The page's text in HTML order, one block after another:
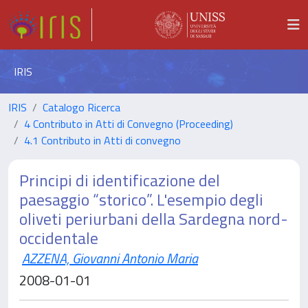
IRIS
IRIS
Catalogo Ricerca
4 Contributo in Atti di Convegno (Proceeding)
4.1 Contributo in Atti di convegno
Principi di identificazione del
paesaggio “storico”. L'esempio degli
oliveti periurbani della Sardegna nord-
occidentale
AZZENA, Giovanni Antonio Maria
2008-01-01